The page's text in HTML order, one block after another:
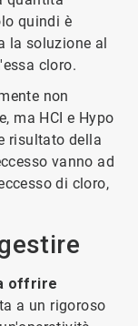
quindi è
la soluzione al
cloro.
non
ma HCI e Hypo
risultato della
vanno ad
di cloro,
offrire
a un rigoroso